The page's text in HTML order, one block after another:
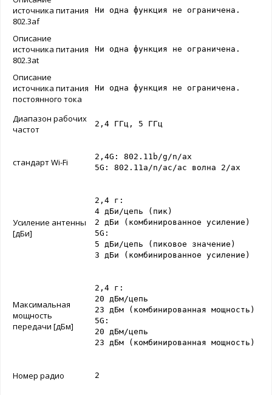
источника питания
802.3af
Ни одна функция не ограничена.
Описание
источника питания
802.3at
Ни одна функция не ограничена.
Описание
источника питания
постоянного тока
Ни одна функция не ограничена.
Диапазон рабочих
частот
2,4 ГГц, 5 ГГц
стандарт Wi-Fi
2,4G: 802.11b/g/n/ax
5G: 802.11a/n/ac/ac волна 2/ax
Усиление антенны
[дБи]
2,4 г:
4 дБи/цепь (пик)
2 дБи (комбинированное усиление)
5G:
5 дБи/цепь (пиковое значение)
3 дБи (комбинированное усиление)
Максимальная
мощность
передачи [дБм]
2,4 г:
20 дБм/цепь
23 дБм (комбинированная мощность)
5G:
20 дБм/цепь
23 дБм (комбинированная мощность)
Номер радио 2